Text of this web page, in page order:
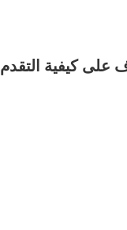
كيفية التقدم